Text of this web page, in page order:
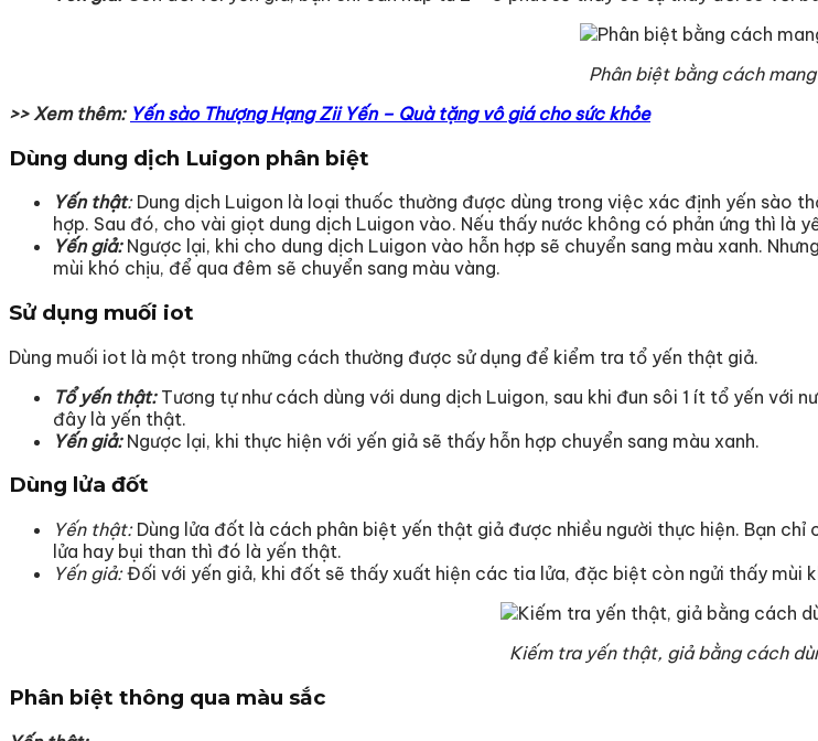
Phân biệt bằng cách
>> Xem thêm: Yến sào Thượng Hạng Zii Yến – Quà tặng vô giá cho sức khỏe
Dùng dung dịch Luigon phân biệt
Yến thật:Dung dịch Luigon là loại thuốc thường được dùng trong việc xác định yến sào
hợp. Sau đó, cho vài giọt dung dịch Luigon vào. Nếu thấy nước không có phản ứng thì là
Yến giả:Ngược lại, khi cho dung dịch Luigon vào hỗn hợp sẽ chuyển sang màu xanh.
mùi khó chịu, để qua đêm sẽ chuyển sang màu vàng.
Sử dụng muối iot
Dùng muối iot là một trong những cách thường được sử dụng để kiểm tra tổ yến thật giả.
Tổ yến thật: Tương tự như cách dùng với dung dịch Luigon, sau khi đun sôi 1 ít tổ yến
đây là yến thật.
Yến giả:Ngược lại, khi thực hiện với yến giả sẽ thấy hỗn hợp chuyển sang màu xanh.
Dùng lửa đốt
Yến thật:Dùng lửa đốt là cách phân biệt yến thật giả được nhiều người thực hiện. Bạn
lửa hay bụi than thì đó là yến thật.
Yến giả:Đối với yến giả, khi đốt sẽ thấy xuất hiện các tia lửa, đặc biệt còn ngửi thấy mùi
Kiếm tra yến thật, giả bằng cách
Phân biệt thông qua màu sắc